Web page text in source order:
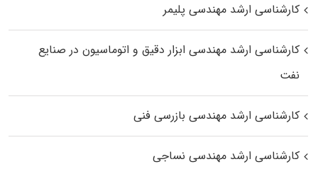
کارشناسی ارشد مهندسی پلیمر
کارشناسی ارشد مهندسی ابزار دقیق و اتوماسیون در صنایع
نفت
کارشناسی ارشد مهندسی بازرسی فنی
کارشناسی ارشد مهندسی نساجی